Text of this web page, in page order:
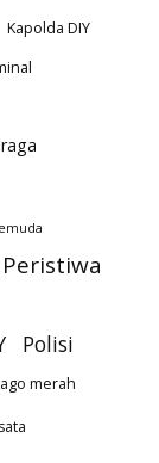
Kapolda DIY
Peristiwa
Polisi
merah